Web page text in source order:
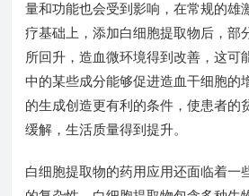
量和功能也会受到影响，在常规的雄
疗基础上，添加白细胞提取物后，部
所回升，造血微环境得到改善，这可
中的某些成分能够促进造血干细胞的
的生成创造更有利的条件，使患者的
缓解，生活质量得到提升。
白细胞提取物的药用应用还面临着一